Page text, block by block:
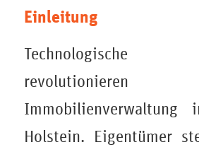
Einleitung
Technologische
Immobilienverwaltung
Holstein. Eigentümer